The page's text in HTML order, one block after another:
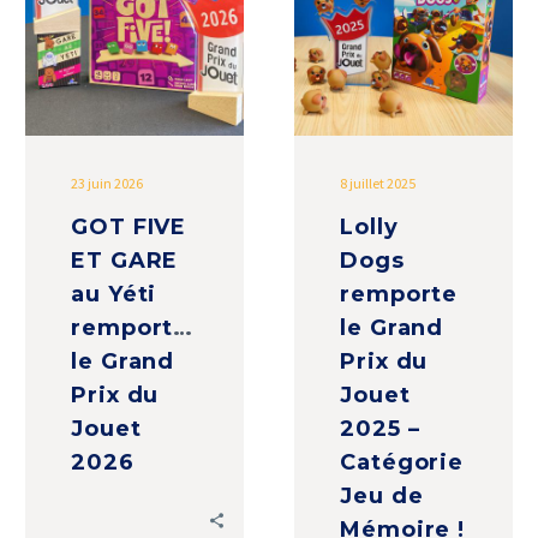
GARE
au
Yéti
remportent
le
du
Jouet
2026
23 juin 2026
GOT FIVE
ET GARE
au Yéti
remportent
le Grand
Prix du
Jouet
2026
le
Grand
Prix
du
Jouet
Jeu
de
Mémoire
!
8 juillet 2025
Lolly
Dogs
remporte
le Grand
Prix du
Jouet
2025 –
Catégorie
Jeu de
Mémoire !